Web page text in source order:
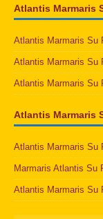
Atlantis Marmaris
Atlantis Marmaris Su
Atlantis Marmaris Su
Atlantis Marmaris Su
Atlantis Marmaris
Atlantis Marmaris Su
Marmaris Atlantis Su
Atlantis Marmaris Su